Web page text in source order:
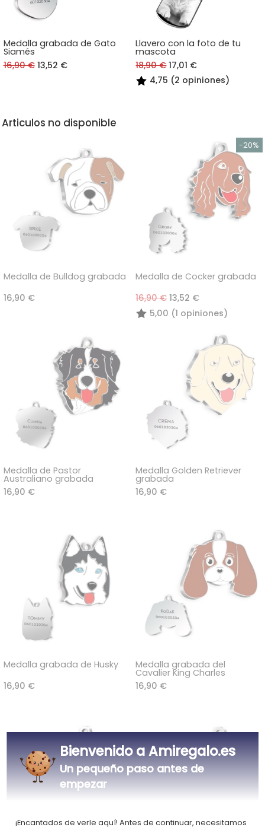
Medalla grabada de Gato
Siamés
16,90 €13,52 €
Llavero con la foto de tu
mascota
18,90 €17,01 €
4,75 (2 opiniones)
Articulos no disponible
Medalla de Bulldog grabada
16,90 €
Medalla de Cocker grabada
16,90 €13,52 €
5,00 (1 opiniones)
Medalla de Pastor
Australiano grabada
16,90 €
Medalla Golden Retriever
grabada
16,90 €
Medalla grabada de Husky
16,90 €
Medalla grabada del
Cavalier King Charles
16,90 €
Bienvenido a Amiregalo.es
Un pequeño paso antes de
empezar
¡Encantados de verle aquí! Antes de continuar, necesitamos